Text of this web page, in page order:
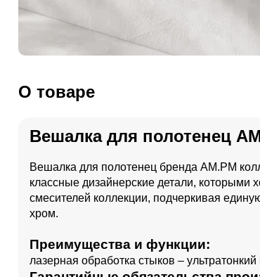
О товаре
Вешалка для полотенец
Вешалка для полотенец бренда AM.PM
классные дизайнерские детали, которыми
смесителей коллекции, подчеркивая
хром.
Преимущества и функции:
лазерная обработка стыков –